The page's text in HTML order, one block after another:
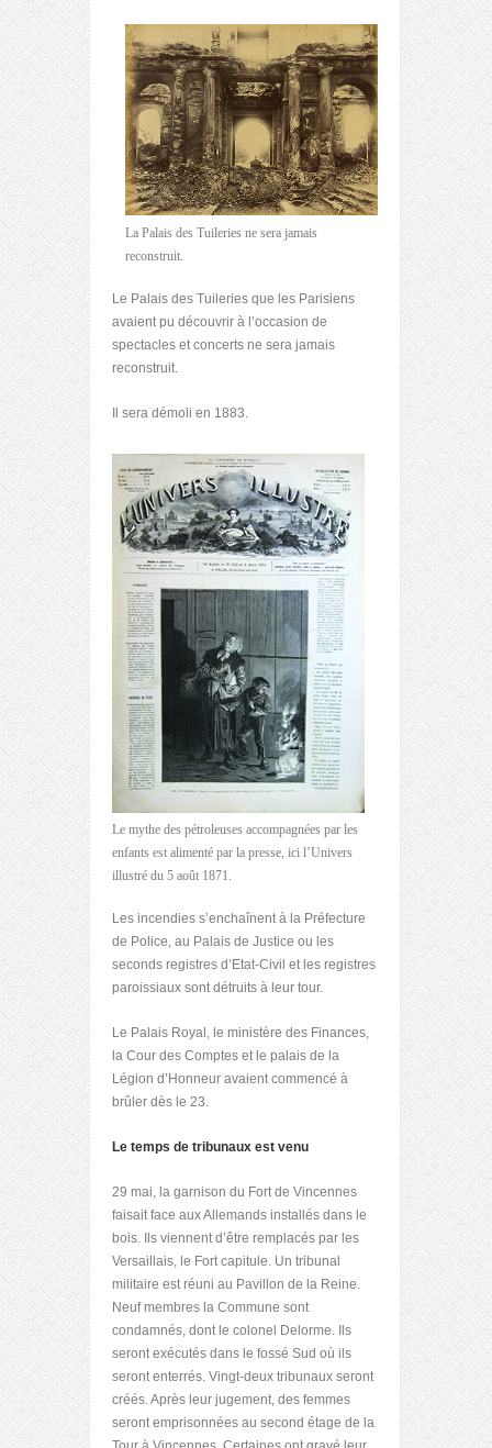
La Palais des Tuileries ne sera jamais
reconstruit.
Le Palais des Tuileries que les Parisiens
avaient pu découvrir à l’occasion de
spectacles et concerts ne sera jamais
reconstruit.
Il sera démoli en 1883.
Le mythe des pétroleuses accompagnées par les
enfants est alimenté par la presse, ici l’Univers
illustré du 5 août 1871.
Les incendies s’enchaînent à la Préfecture
de Police, au Palais de Justice ou les
seconds registres d’Etat-Civil et les registres
paroissiaux sont détruits à leur tour.
Le Palais Royal, le ministère des Finances,
la Cour des Comptes et le palais de la
Légion d’Honneur avaient commencé à
brûler dès le 23.
Le temps de tribunaux est venu
29 mai, la garnison du Fort de Vincennes
faisait face aux Allemands installés dans le
bois. Ils viennent d’être remplacés par les
Versaillais, le Fort capitule. Un tribunal
militaire est réuni au Pavillon de la Reine.
Neuf membres la Commune sont
condamnés, dont le colonel Delorme. Ils
seront exécutés dans le fossé Sud où ils
seront enterrés. Vingt-deux tribunaux seront
créés. Après leur jugement, des femmes
seront emprisonnées au second étage de la